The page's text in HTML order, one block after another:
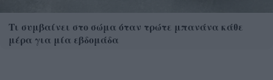
Τι συμβαίνει στο σώμα όταν τρώτε μπανάνα κάθε
μέρα για μία εβδομάδα